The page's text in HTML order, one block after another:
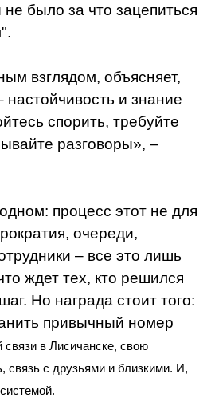
было за что зацепиться
взглядом, объясняет,
настойчивость и знание
спорить, требуйте
разговоры», –
процесс этот не для
очереди,
– все это лишь
ждет тех, кто решился
Но награда стоит того:
привычный номер
связи в Лисичанске, свою
связь с друзьями и близкими. И,